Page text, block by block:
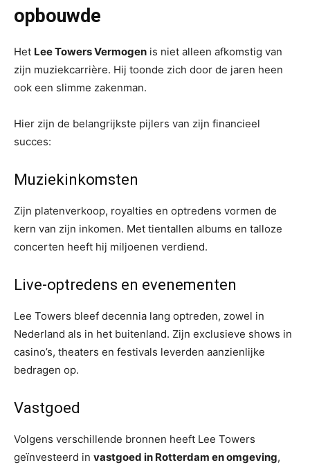
opbouwde
Het Lee Towers Vermogen is niet alleen afkomstig van
zijn muziekcarrière. Hij toonde zich door de jaren heen
ook een slimme zakenman.
Hier zijn de belangrijkste pijlers van zijn financieel
succes:
Muziekinkomsten
Zijn platenverkoop, royalties en optredens vormen de
kern van zijn inkomen. Met tientallen albums en talloze
concerten heeft hij miljoenen verdiend.
Live-optredens en evenementen
Lee Towers bleef decennia lang optreden, zowel in
Nederland als in het buitenland. Zijn exclusieve shows in
casino’s, theaters en festivals leverden aanzienlijke
bedragen op.
Vastgoed
Volgens verschillende bronnen heeft Lee Towers
geïnvesteerd in vastgoed in Rotterdam en omgeving,